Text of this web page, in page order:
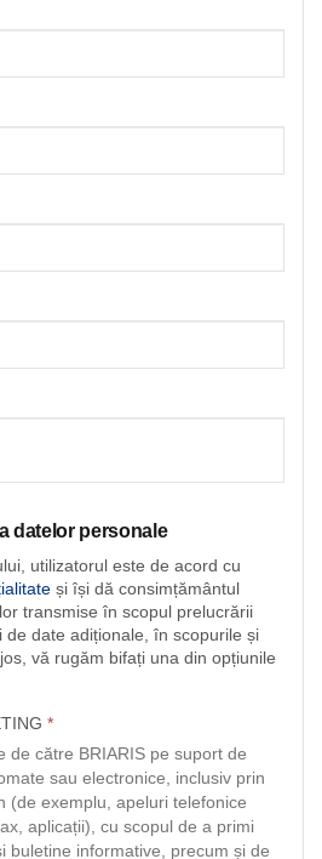
datelor personale
utilizatorul este de acord cu
și își dă consimțământul
transmise în scopul prelucrării
date adiționale, în scopurile și
vă rugăm bifați una din opțiunile
*
de către BRIARIS pe suport de
sau electronice, inclusiv prin
(de exemplu, apeluri telefonice
aplicații), cu scopul de a primi
buletine informative, precum și de